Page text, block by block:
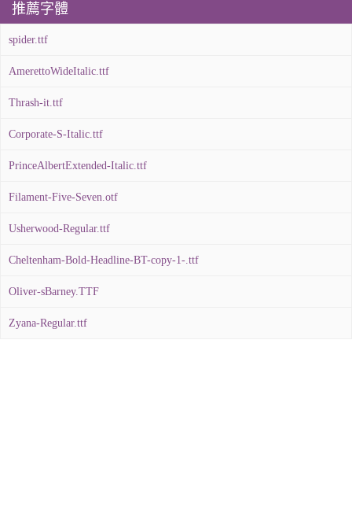
推薦字體
spider.ttf
AmerettoWideItalic.ttf
Thrash-it.ttf
Corporate-S-Italic.ttf
PrinceAlbertExtended-Italic.ttf
Filament-Five-Seven.otf
Usherwood-Regular.ttf
Cheltenham-Bold-Headline-BT-copy-1-.ttf
Oliver-sBarney.TTF
Zyana-Regular.ttf